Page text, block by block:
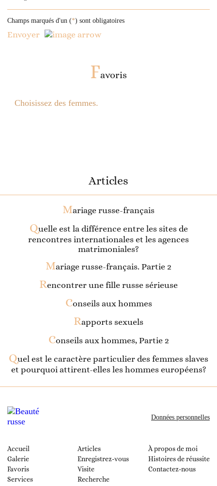
Champs marqués d'un (*) sont obligatoires
Envoyer
Favoris
Choisissez des femmes.
Articles
Mariage russe-français
Quelle est la différence entre les sites de
rencontres internationales et les agences
matrimoniales?
Mariage russe-français. Partie 2
Rencontrer une fille russe sérieuse
Conseils aux hommes
Rapports sexuels
Conseils aux hommes, Partie 2
Quel est le caractère particulier des femmes slaves
et pourquoi attirent-elles les hommes européens?
Accueil
Galerie
Favoris
Services
Articles
Enregistrez-vous
Visite
Recherche
À propos de moi
Histoires de réussite
Contactez-nous
Données personnelles